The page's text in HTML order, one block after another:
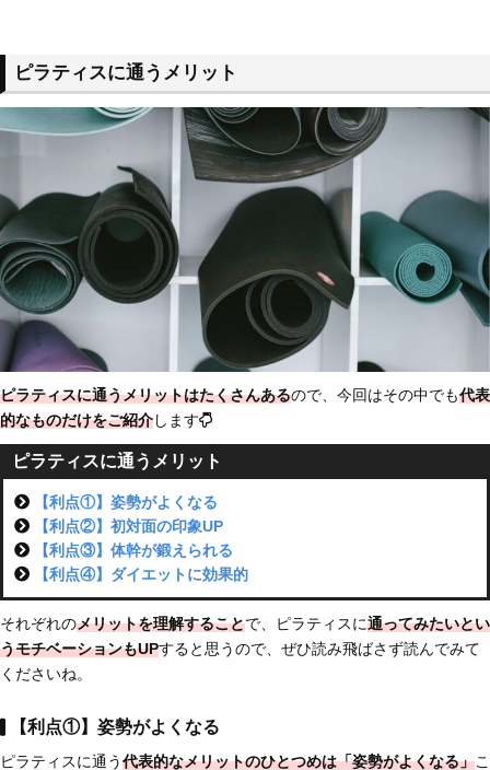
ピラティスに通うメリット
ピラティスに通うメリットはたくさんあるので、今回はその中でも代表
的なものだけをご紹介します
ピラティスに通うメリット
【利点①】姿勢がよくなる
【利点②】初対面の印象UP
【利点③】体幹が鍛えられる
【利点④】ダイエットに効果的
それぞれのメリットを理解することで、ピラティスに通ってみたいとい
うモチベーションもUPすると思うので、ぜひ読み飛ばさず読んでみて
くださいね。
【利点①】姿勢がよくなる
ピラティスに通う代表的なメリットのひとつめは「姿勢がよくなる」こ